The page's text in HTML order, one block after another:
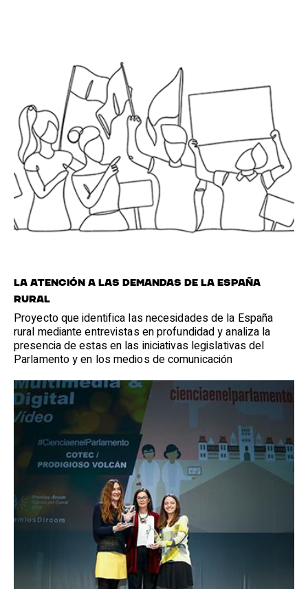
La atención a las demandas de la España
rural
Proyecto que identifica las necesidades de la España
rural mediante entrevistas en profundidad y analiza la
presencia de estas en las iniciativas legislativas del
Parlamento y en los medios de comunicación